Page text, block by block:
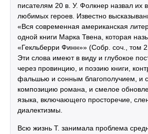
писателям 20 в. У. Фолкнер назвал их
любимых героев. Известно
«Вся современная американская
одной книги Марка Твена, которая
«Гекльберри Финн»» (Собр. соч., том
Эти слова имеют в виду и глубокое
через провинцию, и поэзию книги,
фальшью и сонным благополучием, и
композицию романа, и смелое
языка, включающего просторечие,
диалектизмы.
Всю жизнь Т. занимала проблема